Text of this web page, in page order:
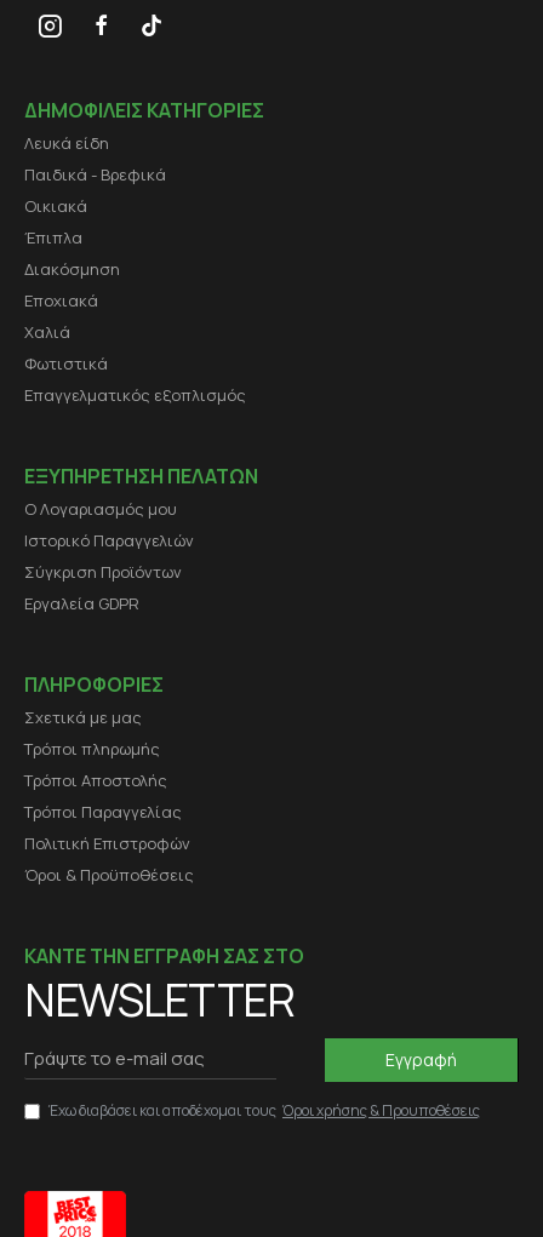
ΔΗΜΟΦΙΛΕΙΣ ΚΑΤΗΓΟΡΙΕΣ
Λευκά είδη
Παιδικά - Βρεφικά
Οικιακά
Έπιπλα
Διακόσμηση
Εποχιακά
Χαλιά
Φωτιστικά
Επαγγελματικός εξοπλισμός
ΕΞΥΠΗΡΕΤΗΣΗ ΠΕΛΑΤΩΝ
Ο Λογαριασμός μου
Ιστορικό Παραγγελιών
Σύγκριση Προϊόντων
Εργαλεία GDPR
ΠΛΗΡΟΦΟΡΙΕΣ
Σχετικά με μας
Τρόποι πληρωμής
Τρόποι Αποστολής
Τρόποι Παραγγελίας
Πολιτική Επιστροφών
Όροι & Προϋποθέσεις
ΚΑΝΤΕ ΤΗΝ ΕΓΓΡΑΦΗ ΣΑΣ ΣΤΟ
NEWSLETTER
Εγγραφή
Έχω διαβάσει και αποδέχομαι τους Όροι χρήσης & Προυποθέσεις